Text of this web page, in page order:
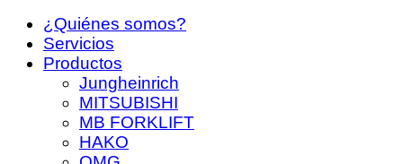
¿Quiénes somos?
Servicios
Productos
Jungheinrich
MITSUBISHI
MB FORKLIFT
HAKO